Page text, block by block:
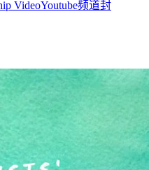
VideoYoutube频道封